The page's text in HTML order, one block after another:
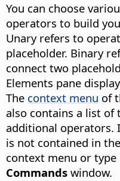
You can choose
operators to build
Unary refers to
placeholder. Binary
connect two
Elements pane
The context menu of
also contains a list of
additional operators.
is not contained in
context menu or
Commands window.